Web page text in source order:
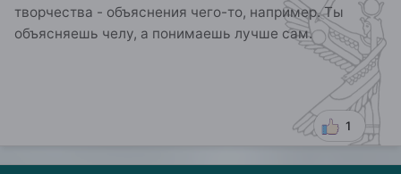
творчества - объяснения чего-то, например. Ты
объясняешь челу, а понимаешь лучше сам.
1